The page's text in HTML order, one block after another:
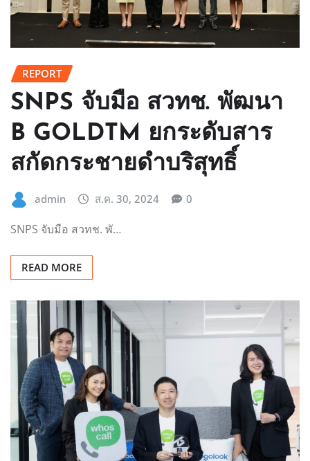
REPORT
SNPS จับมือ สวทช. พัฒนา
B GOLDTM ยกระดับสาร
สกัดกระชายดำบริสุทธิ์
admin ส.ค. 30, 2024 0
SNPS จับมือ สวทช. พั…
READ MORE